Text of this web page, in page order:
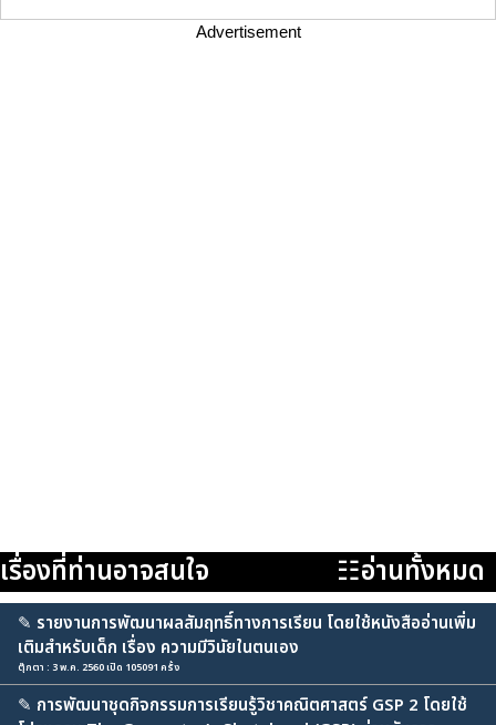
Advertisement
เรื่องที่ท่านอาจสนใจ ☷อ่านทั้งหมด
✎ รายงานการพัฒนาผลสัมฤทธิ์ทางการเรียน โดยใช้หนังสืออ่านเพิ่ม
เติมสำหรับเด็ก เรื่อง ความมีวินัยในตนเอง
ตุ๊กตา : 3 พ.ค. 2560 เปิด 105091 ครั้ง
✎ การพัฒนาชุดกิจกรรมการเรียนรู้วิชาคณิตศาสตร์ GSP 2 โดยใช้